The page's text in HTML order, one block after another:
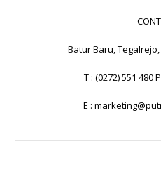
Batur Baru,
T : (0272) 551 480
E :